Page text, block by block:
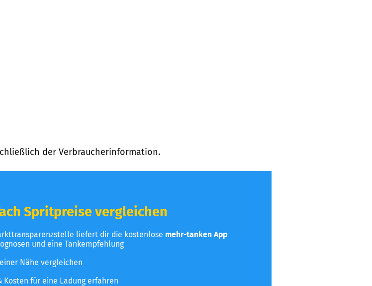
der Verbraucherinformation.
Spritpreise vergleichen
liefert dir die kostenlose mehr-tanken App
und eine Tankempfehlung
Nähe vergleichen
für eine Ladung erfahren